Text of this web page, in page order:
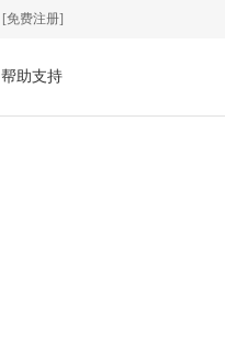
[免费注册]
帮助支持